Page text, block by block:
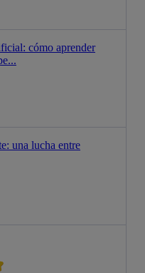
cómo aprender
una lucha entre